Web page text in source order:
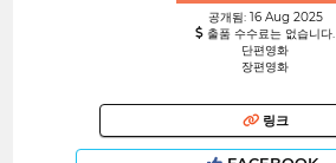
공개됨: 16 Aug 2025
출품 수수료는 없습니다.
단편영화
장편영화
링크